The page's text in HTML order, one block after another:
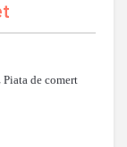
Piata de comert